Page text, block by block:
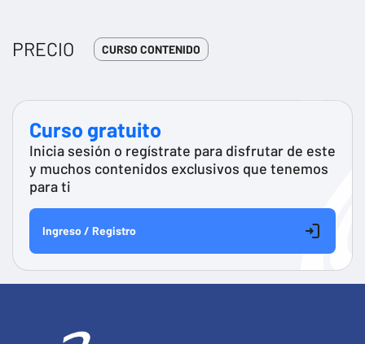
PRECIO CURSO CONTENIDO
Curso gratuito
Inicia sesión o regístrate para disfrutar de este
y muchos contenidos exclusivos que tenemos
para ti
Ingreso / Registro